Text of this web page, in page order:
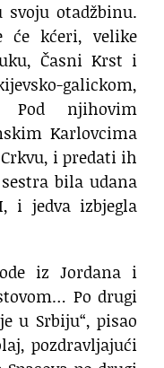
otadžbinu.
će kćeri, velike
Časni Krst i
galickom,
Pod njihovim
Karlovcima
i predati ih
bila udana
i jedva izbjegla
iz Jordana i
Po drugi
u Srbiju“, pisao
pozdravljajući